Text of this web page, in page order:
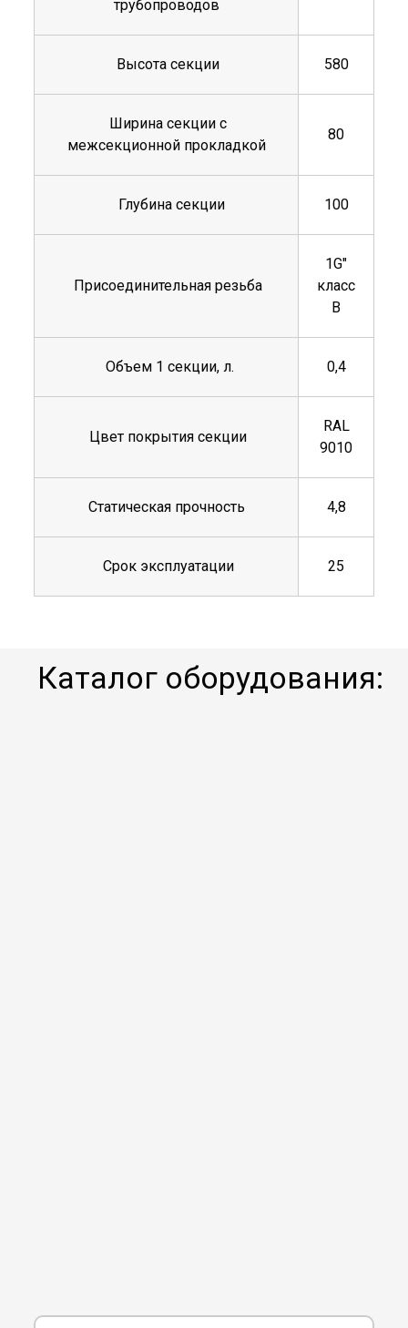
трубопроводов
Высота секции 580
Ширина секции с
межсекционной прокладкой
80
Глубина секции 100
Присоединительная резьба
1G"
класс
В
Объем 1 секции, л. 0,4
Цвет покрытия секции
RAL
9010
Статическая прочность 4,8
Срок эксплуатации 25
Каталог оборудования: